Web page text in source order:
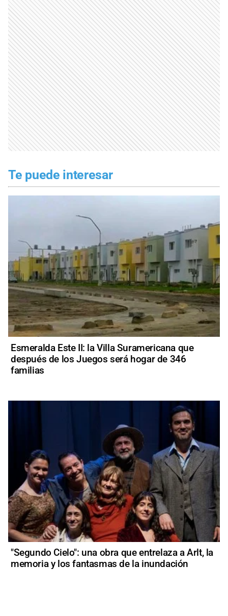
Te puede interesar
Esmeralda Este II: la Villa Suramericana que
después de los Juegos será hogar de 346
familias
"Segundo Cielo": una obra que entrelaza a Arlt, la
memoria y los fantasmas de la inundación